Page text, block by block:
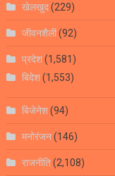
खेलखुद(229)
जीवनशैली(92)
प्रदेश(1,581)
बिदेश(1,553)
बिजेनेश(94)
मनोरंजन(146)
राजनीति(2,108)